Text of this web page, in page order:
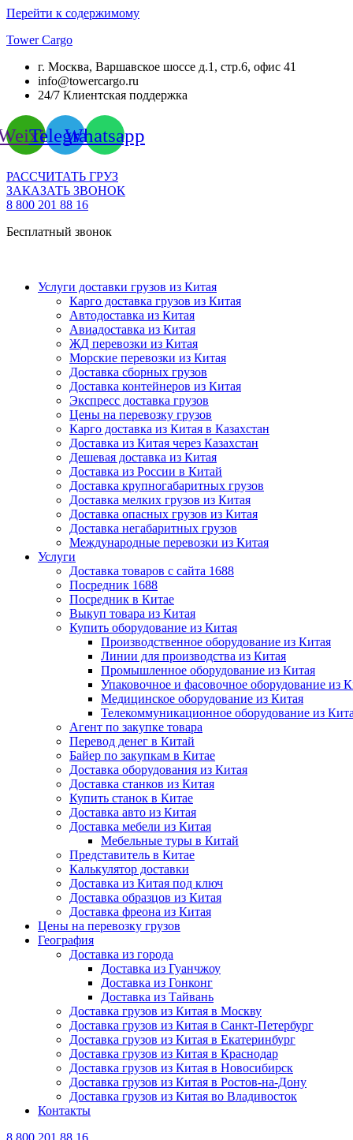
Перейти к содержимому
Tower Cargo
г. Москва, Варшавское шоссе д.1, стр.6, офис 41
info@towercargo.ru
24/7 Клиентская поддержка
TelegramWhatsapp
РАССЧИТАТЬ ГРУЗ
ЗАКАЗАТЬ ЗВОНОК
8 800 201 88 16
Бесплатный звонок
Услуги доставки грузов из Китая
Карго доставка грузов из Китая
Автодоставка из Китая
Авиадоставка из Китая
ЖД перевозки из Китая
Морские перевозки из Китая
Доставка сборных грузов
Доставка контейнеров из Китая
Экспресс доставка грузов
Цены на перевозку грузов
Карго доставка из Китая в Казахстан
Доставка из Китая через Казахстан
Дешевая доставка из Китая
Доставка из России в Китай
Доставка крупногабаритных грузов
Доставка мелких грузов из Китая
Доставка опасных грузов из Китая
Доставка негабаритных грузов
Международные перевозки из Китая
Услуги
Доставка товаров с сайта 1688
Посредник 1688
Посредник в Китае
Выкуп товара из Китая
Купить оборудование из Китая
Производственное оборудование из Китая
Линии для производства из Китая
Промышленное оборудование из Китая
Упаковочное и фасовочное оборудование из
Медицинское оборудование из Китая
Телекоммуникационное оборудование из
Агент по закупке товара
Перевод денег в Китай
Байер по закупкам в Китае
Доставка оборудования из Китая
Доставка станков из Китая
Купить станок в Китае
Доставка авто из Китая
Доставка мебели из Китая
Мебельные туры в Китай
Представитель в Китае
Калькулятор доставки
Доставка из Китая под ключ
Доставка образцов из Китая
Доставка фреона из Китая
Цены на перевозку грузов
География
Доставка из города
Доставка из Гуанчжоу
Доставка из Гонконг
Доставка из Тайвань
Доставка грузов из Китая в Москву
Доставка грузов из Китая в Санкт-Петербург
Доставка грузов из Китая в Екатеринбург
Доставка грузов из Китая в Краснодар
Доставка грузов из Китая в Новосибирск
Доставка грузов из Китая в Ростов-на-Дону
Доставка грузов из Китая во Владивосток
Контакты
8 800 201 88 16